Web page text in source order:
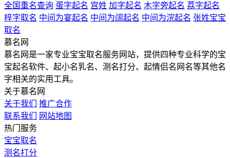
全国重名查询 蛋字起名 宫姓 加字起名 木字旁起名 荔字起名
梓字取名 中间为宴起名 中间为阔起名 中间为浣起名 张姓宝宝
取名
慕名网
慕名网是一家专业宝宝取名服务网站，提供四种专业科学的宝
宝起名软件、起小名乳名、测名打分、起情侣名网名等其他名
字相关的实用工具。
关于慕名网
关于我们
推广合作
联系我们
网站地图
热门服务
宝宝取名
测名打分